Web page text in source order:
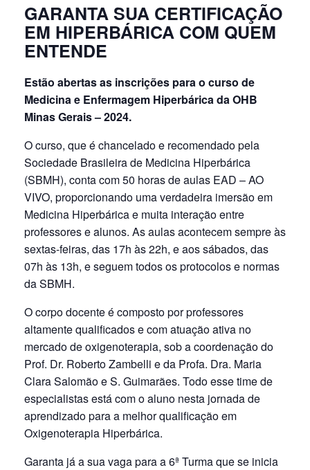
GARANTA SUA CERTIFICAÇÃO
EM HIPERBÁRICA COM QUEM
ENTENDE
Estão abertas as inscrições para o curso de
Medicina e Enfermagem Hiperbárica da OHB
Minas Gerais – 2024.
O curso, que é chancelado e recomendado pela
Sociedade Brasileira de Medicina Hiperbárica
(SBMH), conta com 50 horas de aulas EAD – AO
VIVO, proporcionando uma verdadeira imersão em
Medicina Hiperbárica e muita interação entre
professores e alunos. As aulas acontecem sempre às
sextas-feiras, das 17h às 22h, e aos sábados, das
07h às 13h, e seguem todos os protocolos e normas
da SBMH.
O corpo docente é composto por professores
altamente qualificados e com atuação ativa no
mercado de oxigenoterapia, sob a coordenação do
Prof. Dr. Roberto Zambelli e da Profa. Dra. Maria
Clara Salomão e S. Guimarães. Todo esse time de
especialistas está com o aluno nesta jornada de
aprendizado para a melhor qualificação em
Oxigenoterapia Hiperbárica.
Garanta já a sua vaga para a 6ª Turma que se inicia